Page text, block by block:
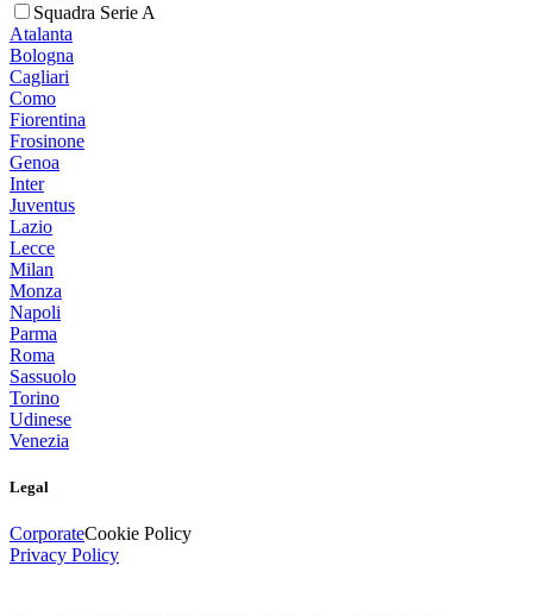
Squadra Serie A
Atalanta
Bologna
Cagliari
Como
Fiorentina
Frosinone
Genoa
Inter
Juventus
Lazio
Lecce
Milan
Monza
Napoli
Parma
Roma
Sassuolo
Torino
Udinese
Venezia
Legal
CorporateCookie Policy
Privacy Policy